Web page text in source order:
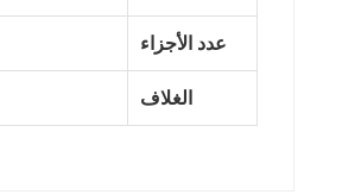
عدد الأجزاء
الغلاف